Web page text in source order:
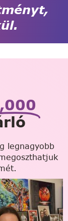
legnagyobb